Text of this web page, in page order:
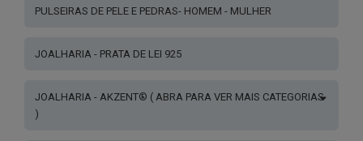
PULSEIRAS DE PELE E PEDRAS- HOMEM - MULHER
JOALHARIA - PRATA DE LEI 925
JOALHARIA - AKZENT® ( ABRA PARA VER MAIS CATEGORIAS
)